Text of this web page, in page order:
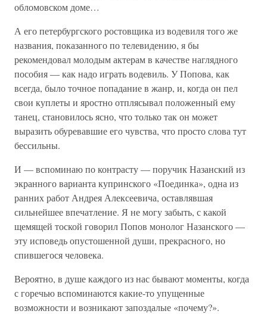
обломовском доме…
А его петербургского ростовщика из водевиля того же
названия, показанного по телевидению, я бы
рекомендовал молодым актерам в качестве наглядного
пособия — как надо играть водевиль. У Попова, как
всегда, было точное попадание в жанр, и, когда он пел
свои куплеты и яростно отплясывал положенный ему
танец, становилось ясно, что только так он может
выразить обуревавшие его чувства, что просто слова тут
бессильны.
И — вспоминаю по контрасту — поручик Назанский из
экранного варианта купринского «Поединка», одна из
ранних работ Андрея Алексеевича, оставлявшая
сильнейшее впечатление. Я не могу забыть, с какой
щемящей тоской говорил Попов монолог Назанского —
эту исповедь опустошенной души, прекрасного, но
спившегося человека.
Вероятно, в душе каждого из нас бывают моменты, когда
с горечью вспоминаются какие-то упущенные
возможности и возникают запоздалые «почему?».